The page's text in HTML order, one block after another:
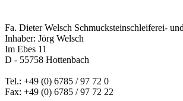
Fa. Dieter Welsch Schmucksteinschleiferei-
Inhaber: Jörg Welsch
Im Ebes 11
D - 55758 Hottenbach
Tel.: +49 (0) 6785 / 97 72 0
Fax: +49 (0) 6785 / 97 72 22